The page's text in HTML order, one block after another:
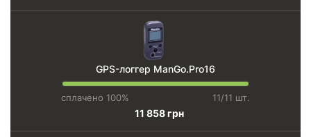
GPS-логгер ManGo.Pro16
сплачено 100% 11/11 шт.
11 858 грн